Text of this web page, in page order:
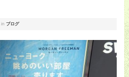
in ブログ